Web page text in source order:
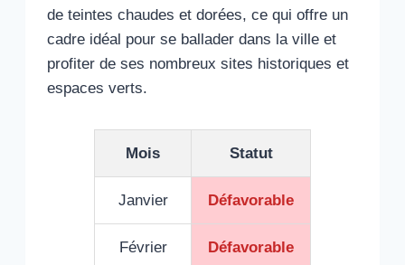
de teintes chaudes et dorées, ce qui offre un
cadre idéal pour se ballader dans la ville et
profiter de ses nombreux sites historiques et
espaces verts.
Mois Statut
Janvier Défavorable
Février Défavorable